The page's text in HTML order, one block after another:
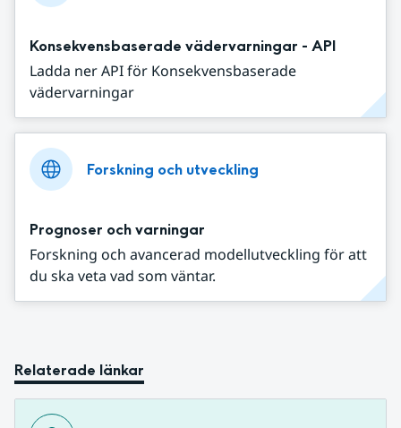
Konsekvensbaserade vädervarningar - API
Ladda ner API för Konsekvensbaserade
vädervarningar
Forskning och utveckling
Prognoser och varningar
Forskning och avancerad modellutveckling för att
du ska veta vad som väntar.
Relaterade länkar